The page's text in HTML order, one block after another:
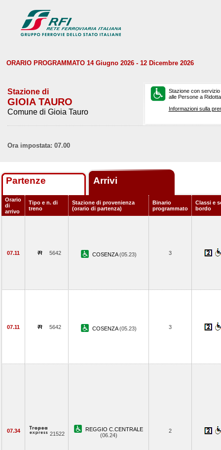
ORARIO PROGRAMMATO 14 Giugno 2026 - 12 Dicembre 2026
Stazione di
GIOIA TAURO
Comune di Gioia Tauro
Stazione con
alle Persone a
Informazioni sulla
Ora impostata: 07.00
Partenze Arrivi
Orario
di
arrivo
Tipo e n. di
treno
Stazione di provenienza
(orario di partenza)
Binario
programmato
Classi e
bordo
07.11 5642 COSENZA(05.23) 3
07.11 5642 COSENZA(05.23) 3
07.34 21522
REGGIO C.CENTRALE
(06.24)
2